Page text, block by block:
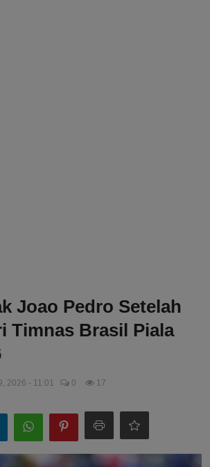
Joao Pedro Setelah
Timnas Brasil Piala
2026 - 11:01 0 17